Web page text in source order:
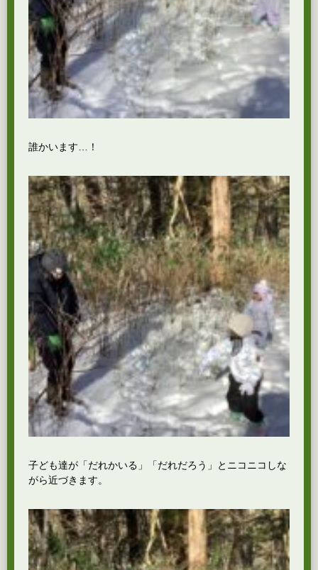
誰かいます…！
子ども達が「だれかいる」「だれだろう」とニコニコしな
がら近づきます。